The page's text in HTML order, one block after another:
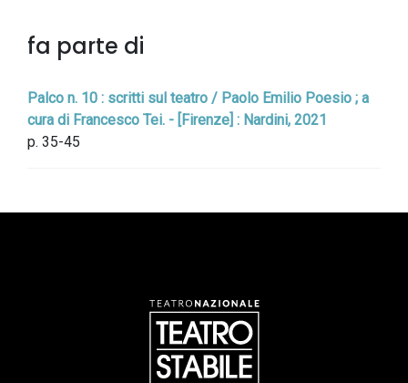
fa parte di
Palco n. 10 : scritti sul teatro / Paolo Emilio Poesio ; a
cura di Francesco Tei. - [Firenze] : Nardini, 2021
p. 35-45